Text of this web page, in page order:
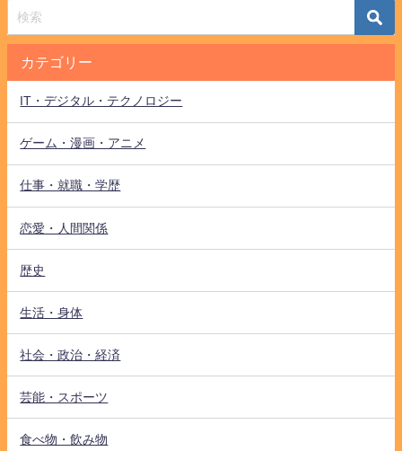
カテゴリー
IT・デジタル・テクノロジー
ゲーム・漫画・アニメ
仕事・就職・学歴
恋愛・人間関係
歴史
生活・身体
社会・政治・経済
芸能・スポーツ
食べ物・飲み物